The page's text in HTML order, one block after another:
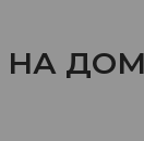
НА ДОМ